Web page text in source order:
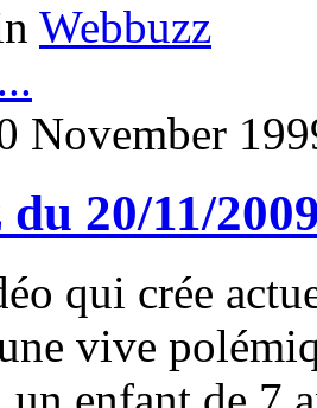
Webbuzz
November
20/11/
qui crée
vive